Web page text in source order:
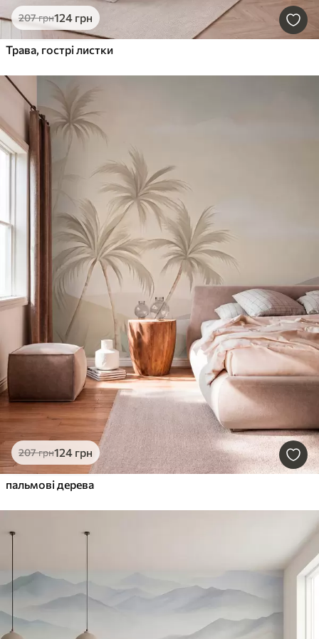
207грн124 грн
Трава, гострі листки
207грн124 грн
пальмові дерева